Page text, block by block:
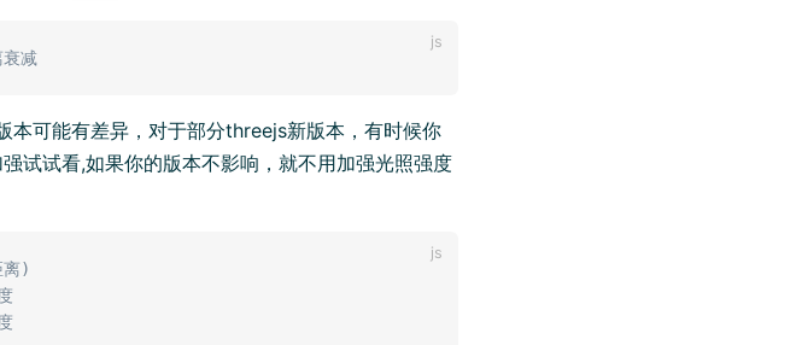
减
本可能有差异，对于部分threejs新版本，有时候你
试试看,如果你的版本不影响，就不用加强光照强度
离)